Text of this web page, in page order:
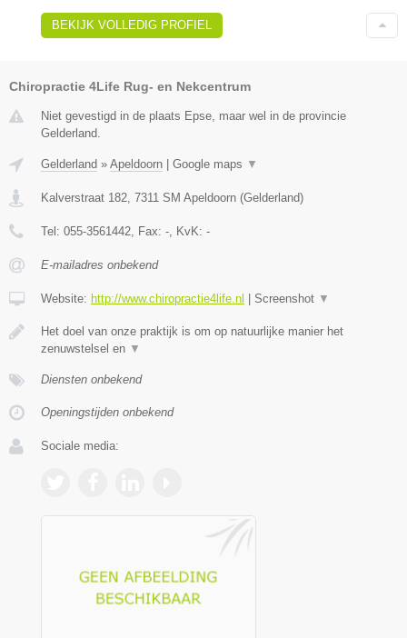
BEKIJK VOLLEDIG PROFIEL
Chiropractie 4Life Rug- en Nekcentrum
Niet gevestigd in de plaats Epse, maar wel in de provincie
Gelderland.
Gelderland » Apeldoorn Google maps ▼
Kalverstraat 182 7311 SM Apeldoorn (Gelderland)
Tel: 055-3561442 , Fax: - , KvK: -
E-mailadres onbekend
Website: http://www.chiropractie4life.nl Screenshot ▼
Het doel van onze praktijk is om op natuurlijke manier het
zenuwstelsel en ▼
Diensten onbekend
Openingstijden onbekend
Sociale media: